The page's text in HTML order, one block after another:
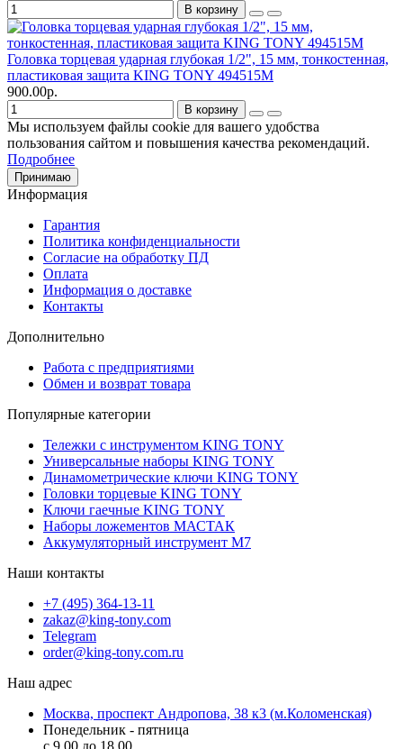
В корзину
Головка торцевая ударная глубокая 1/2", 15 мм, тонкостенная,
пластиковая защита KING TONY 494515M
900.00р.
В корзину
Мы используем файлы cookie для вашего удобства
пользования сайтом и повышения качества рекомендаций.
Подробнее
Принимаю
Информация
Гарантия
Политика конфиденциальности
Согласие на обработку ПД
Оплата
Информация о доставке
Контакты
Дополнительно
Работа с предприятиями
Обмен и возврат товара
Популярные категории
Тележки с инструментом KING TONY
Универсальные наборы KING TONY
Динамометрические ключи KING TONY
Головки торцевые KING TONY
Ключи гаечные KING TONY
Наборы ложементов МАСТАК
Аккумуляторный инструмент M7
Наши контакты
+7 (495) 364-13-11
zakaz@king-tony.com
Telegram
order@king-tony.com.ru
Наш адрес
Москва, проспект Андропова, 38 к3 (м.Коломенская)
Понедельник - пятница
c 9.00 до 18.00